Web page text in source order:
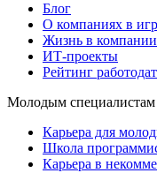
Блог
О компаниях в
Жизнь в компании
ИТ-проекты
Рейтинг
Молодым специалистам
Карьера для
Школа
Карьера в